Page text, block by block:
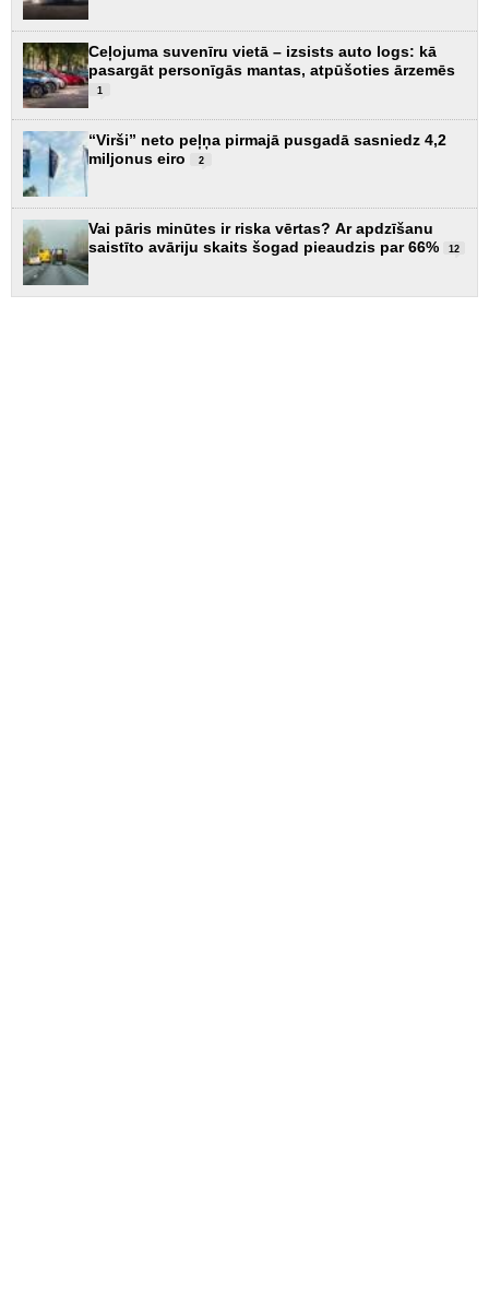
Ceļojuma suvenīru vietā – izsists auto logs: kā
pasargāt personīgās mantas, atpūšoties ārzemēs
1
“Virši” neto peļņa pirmajā pusgadā sasniedz 4,2
miljonus eiro
2
Vai pāris minūtes ir riska vērtas? Ar apdzīšanu
saistīto avāriju skaits šogad pieaudzis par 66%
12